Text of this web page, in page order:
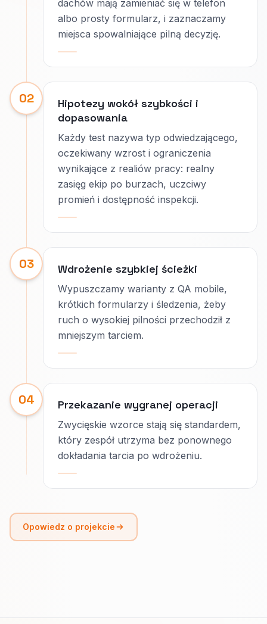
dachów mają zamieniać się w telefon
albo prosty formularz, i zaznaczamy
miejsca spowalniające pilną decyzję.
02
Hipotezy wokół szybkości i
dopasowania
Każdy test nazywa typ odwiedzającego,
oczekiwany wzrost i ograniczenia
wynikające z realiów pracy: realny
zasięg ekip po burzach, uczciwy
promień i dostępność inspekcji.
03 Wdrożenie szybkiej ścieżki
Wypuszczamy warianty z QA mobile,
krótkich formularzy i śledzenia, żeby
ruch o wysokiej pilności przechodził z
mniejszym tarciem.
04 Przekazanie wygranej operacji
Zwycięskie wzorce stają się standardem,
który zespół utrzyma bez ponownego
dokładania tarcia po wdrożeniu.
Opowiedz o projekcie